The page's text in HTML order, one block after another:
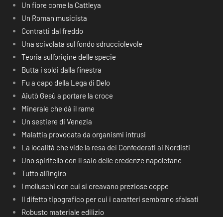
Un fiore come la Cattleya
Un Roman musicista
Contratti dal freddo
Una scivolata sul fondo sdrucciolevole
Teoria sull’origine delle specie
Butta i soldi dalla finestra
Fu a capo della Lega di Delo
Aiutò Gesù a portare la croce
Minerale che dà il rame
Un sestiere di Venezia
Malattia provocata da organismi intrusi
La località che vide la resa dei Confederati ai Nordisti
Uno spiritello con il saio delle credenze napoletane
Tutto all’ingiro
I molluschi con cui si creavano preziose coppe
Il difetto tipografico per cui i caratteri sembrano sfalsati
Robusto materiale edilizio